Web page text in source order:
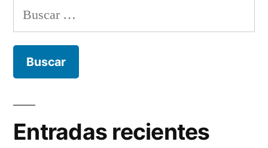
Buscar:
Entradas recientes